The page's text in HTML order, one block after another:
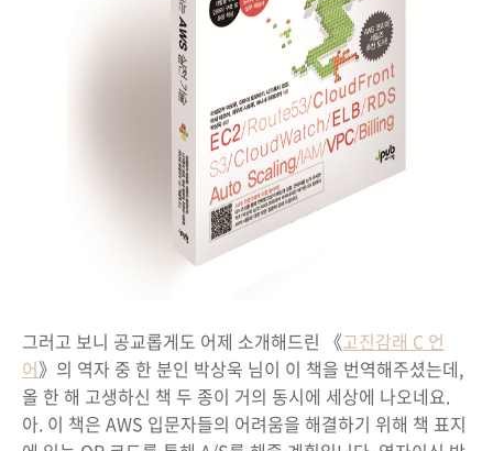
그러고 보니 공교롭게도 어제 소개해드린 《고진감래 C 언
어》의 역자 중 한 분인 박상욱 님이 이 책을 번역해주셨는데,
올 한 해 고생하신 책 두 종이 거의 동시에 세상에 나오네요.
아. 이 책은 AWS 입문자들의 어려움을 해결하기 위해 책 표지